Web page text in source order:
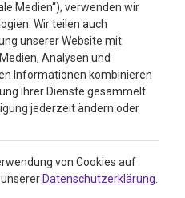
Medien“), verwenden wir
Wir teilen auch
unserer Website mit
Analysen und
Informationen kombinieren
ihrer Dienste gesammelt
jederzeit ändern oder
von Cookies auf
Datenschutzerklärung